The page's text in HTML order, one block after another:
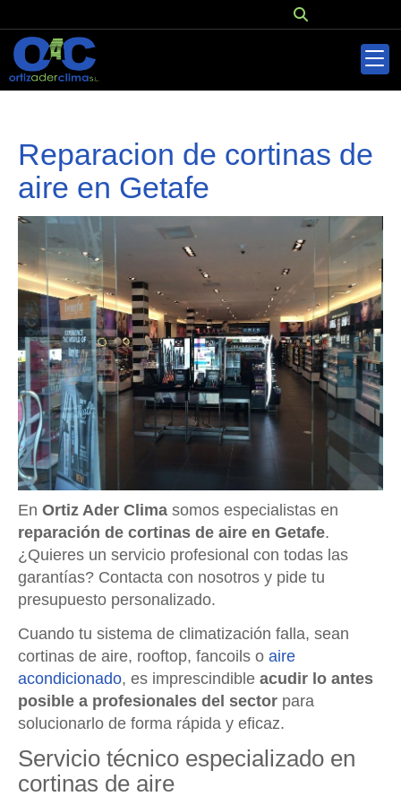
Reparacion de cortinas de
aire en Getafe
En Ortiz Ader Clima somos especialistas en
reparación de cortinas de aire en Getafe.
¿Quieres un servicio profesional con todas las
garantías? Contacta con nosotros y pide tu
presupuesto personalizado.
Cuando tu sistema de climatización falla, sean
cortinas de aire, rooftop, fancoils o aire
acondicionado, es imprescindible acudir lo antes
posible a profesionales del sector para
solucionarlo de forma rápida y eficaz.
Servicio técnico especializado en
cortinas de aire